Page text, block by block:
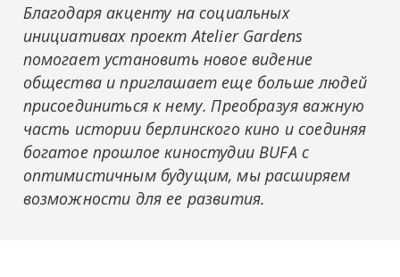
Благодаря акценту на социальных
инициативах проект Atelier Gardens
помогает установить новое видение
общества и приглашает еще больше людей
присоединиться к нему. Преобразуя важную
часть истории берлинского кино и соединяя
богатое прошлое киностудии BUFA с
оптимистичным будущим, мы расширяем
возможности для ее развития.